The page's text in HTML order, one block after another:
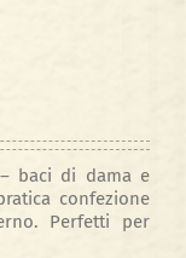
baci di dama e
confezione
Perfetti per